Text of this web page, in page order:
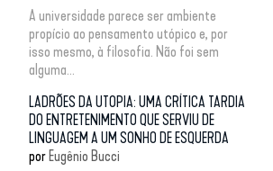
A universidade parece ser ambiente
propício ao pensamento utópico e, por
isso mesmo, à filosofia. Não foi sem
alguma...
LADRÕES DA UTOPIA: UMA CRÍTICA TARDIA
DO ENTRETENIMENTO QUE SERVIU DE
LINGUAGEM A UM SONHO DE ESQUERDA
por Eugênio Bucci